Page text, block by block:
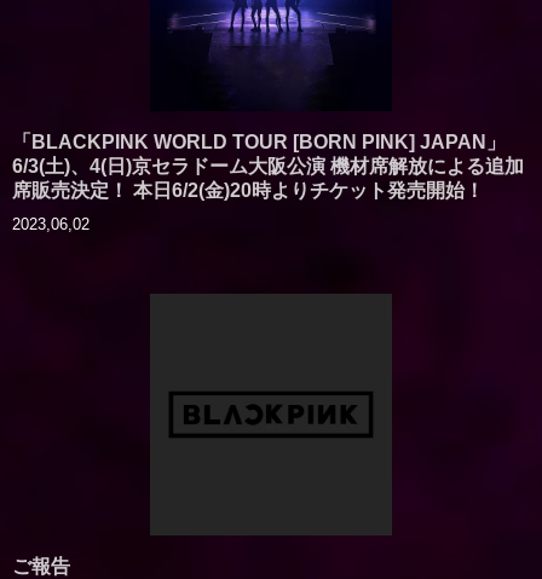
「BLACKPINK WORLD TOUR [BORN PINK] JAPAN」
6/3(土)、4(日)京セラドーム大阪公演 機材席解放による追加
席販売決定！ 本日6/2(金)20時よりチケット発売開始！
2023,06,02
ご報告